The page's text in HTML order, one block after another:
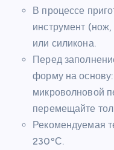
В процессе
инструмент (нож,
или силикона.
Перед
форму на основу:
микроволновой
перемещайте
Рекомендуемая
230ºС.